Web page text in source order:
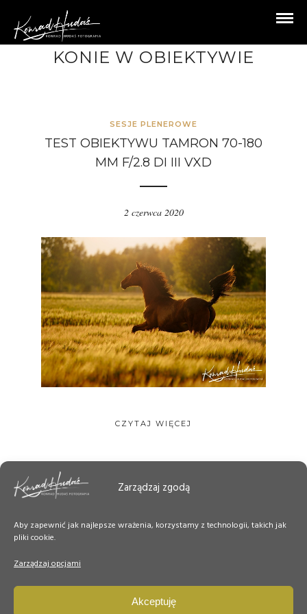
Zarządzaj zgodą
Aby zapewnić jak najlepsze wrażenia, korzystamy z technologii, takich jak
pliki cookie.
Zarządzaj opcjami
Akceptuję
KONIE W OBIEKTYWIE
SESJE PLENEROWE
TEST OBIEKTYWU TAMRON 70-180
MM F/2.8 DI III VXD
2 czerwca 2020
CZYTAJ WIĘCEJ